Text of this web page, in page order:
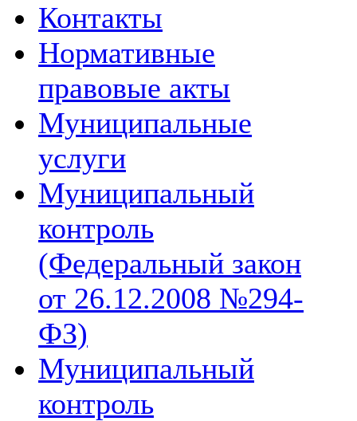
Контакты
Нормативные
правовые акты
Муниципальные
услуги
Муниципальный
контроль
(Федеральный закон
от 26.12.2008 №294-
ФЗ)
Муниципальный
контроль